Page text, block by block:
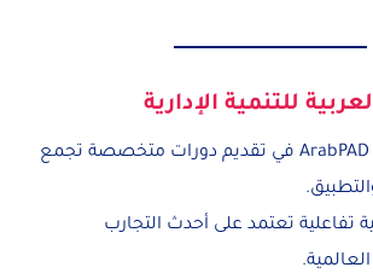
للتنمية الإدارية
تميز أكاديمية ArabPAD في تقديم دورات متخصصة تجمع
تفاعلية تعتمد على أحدث التجارب